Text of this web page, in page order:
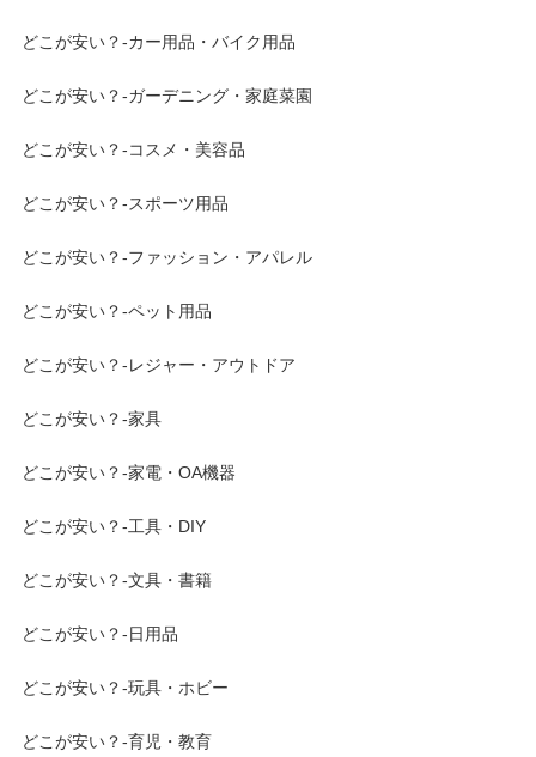
どこが安い？-カー用品・バイク用品
どこが安い？-ガーデニング・家庭菜園
どこが安い？-コスメ・美容品
どこが安い？-スポーツ用品
どこが安い？-ファッション・アパレル
どこが安い？-ペット用品
どこが安い？-レジャー・アウトドア
どこが安い？-家具
どこが安い？-家電・OA機器
どこが安い？-工具・DIY
どこが安い？-文具・書籍
どこが安い？-日用品
どこが安い？-玩具・ホビー
どこが安い？-育児・教育